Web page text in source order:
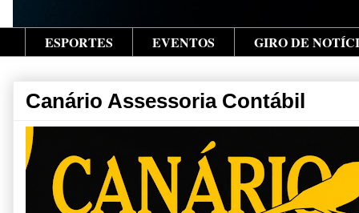
ESPORTES EVENTOS GIRO DE
Canário Assessoria Contábil